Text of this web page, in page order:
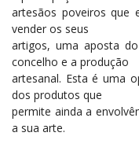
artesãos poveiros que
vender os seus
artigos, uma aposta
concelho e a produção
artesanal. Esta é uma
dos produtos que
permite ainda a
a sua arte.